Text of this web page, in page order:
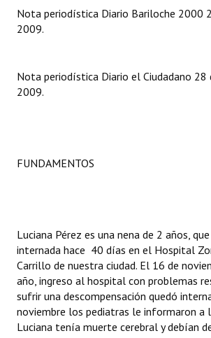
Resoluciones
INSTITUCIONAL
Premio al Mérito - Registro
Audiencias Públicas - Registro
Mujeres que Dejaron Huellas - Registro
Periodistas Decanos - Registro
Nota periodística Diario Bariloche 2000
2009.
Nota periodística Diario el Ciudadano 28
2009.
FUNDAMENTOS
Luciana Pérez es una nena de 2 años,
internada hace 40 días en el Hospital
Carrillo de nuestra ciudad. El 16 de
año, ingreso al hospital con problemas
sufrir una descompensación quedó
noviembre los pediatras le informaron a
Luciana tenía muerte cerebral y debían